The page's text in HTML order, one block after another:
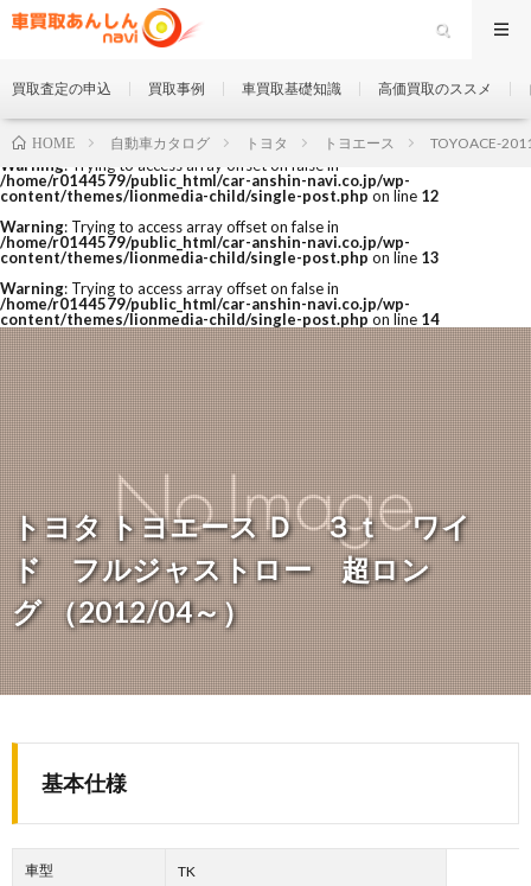
Warning: Trying to access array offset on false in
/home/r0144579/public_html/car-anshin-navi.co.jp/wp-
content/themes/lionmedia-child/single-post.php on line 12
Warning: Trying to access array offset on false in
/home/r0144579/public_html/car-anshin-navi.co.jp/wp-
content/themes/lionmedia-child/single-post.php on line 13
Warning: Trying to access array offset on false in
/home/r0144579/public_html/car-anshin-navi.co.jp/wp-
content/themes/lionmedia-child/single-post.php on line 14
買取査定の申込 買取事例 車買取基礎知識 高価買取のススメ
トヨタ トヨエース Ｄ ３ｔ ワイ
ド フルジャストロー 超ロン
グ （2012/04～）
HOME 自動車カタログ トヨタ トヨエース TOYOACE-
基本仕様
車型 TK